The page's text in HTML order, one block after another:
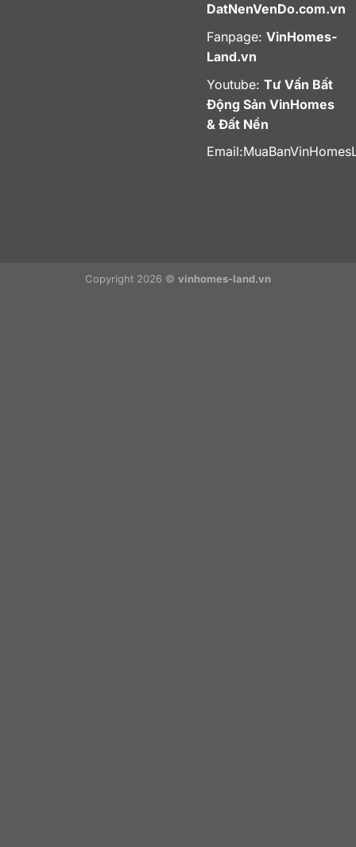
DatNenVenDo.com.vn
Fanpage: VinHomes-
Land.vn
Youtube: Tư Vấn Bất
Động Sản VinHomes
& Đất Nền
Email:
Copyright 2026 © vinhomes-land.vn